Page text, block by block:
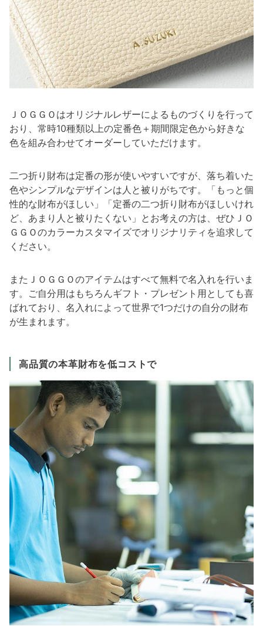
ＪＯＧＧＯはオリジナルレザーによるものづくりを行って
おり、常時10種類以上の定番色＋期間限定色から好きな
色を組み合わせてオーダーしていただけます。
二つ折り財布は定番の形が使いやすいですが、落ち着いた
色やシンプルなデザインは人と被りがちです。「もっと個
性的な財布がほしい」「定番の二つ折り財布がほしいけれ
ど、あまり人と被りたくない」とお考えの方は、ぜひＪＯ
ＧＧＯのカラーカスタマイズでオリジナリティを追求して
ください。
またＪＯＧＧＯのアイテムはすべて無料で名入れを行いま
す。ご自分用はもちろんギフト・プレゼント用としても喜
ばれており、名入れによって世界で1つだけの自分の財布
が生まれます。
高品質の本革財布を低コストで